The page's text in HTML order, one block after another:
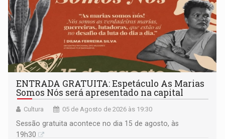
ENTRADA GRATUITA: Espetáculo As Marias
Somos Nós será apresentado na capital
Cultura 05 de Agosto de 2026 às 19:30
Sessão gratuita acontece no dia 15 de agosto, às
19h30